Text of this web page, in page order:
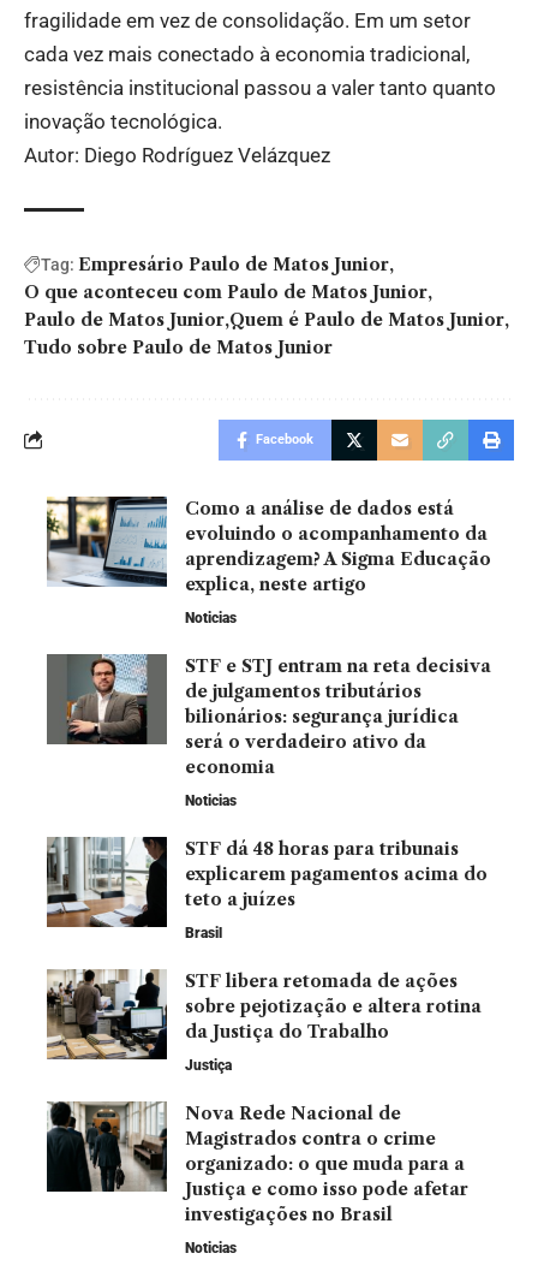
fragilidade em vez de consolidação. Em um setor
cada vez mais conectado à economia tradicional,
resistência institucional passou a valer tanto quanto
inovação tecnológica.
Autor: Diego Rodríguez Velázquez
Tag: Empresário Paulo de Matos Junior
O que aconteceu com Paulo de Matos Junior
Paulo de Matos Junior Quem é Paulo de Matos Junior
Tudo sobre Paulo de Matos Junior
Facebook
Como a análise de dados está
evoluindo o acompanhamento da
aprendizagem? A Sigma Educação
explica, neste artigo
Noticias
STF e STJ entram na reta decisiva
de julgamentos tributários
bilionários: segurança jurídica
será o verdadeiro ativo da
economia
Noticias
STF dá 48 horas para tribunais
explicarem pagamentos acima do
teto a juízes
Brasil
STF libera retomada de ações
sobre pejotização e altera rotina
da Justiça do Trabalho
Justiça
Nova Rede Nacional de
Magistrados contra o crime
organizado: o que muda para a
Justiça e como isso pode afetar
investigações no Brasil
Noticias